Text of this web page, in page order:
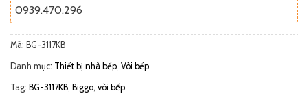
0939.470.296
Mã: BG-3117KB
Danh mục: Thiết bị nhà bếp, Vòi bếp
Tag: BG-3117KB, Biggo, vòi bếp